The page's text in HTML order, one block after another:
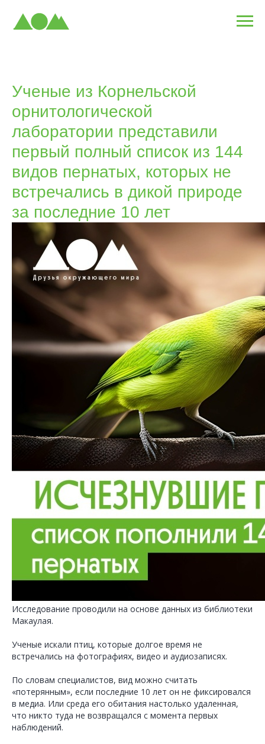
Ученые из Корнельской
орнитологической
лаборатории представили
первый полный список из 144
видов пернатых, которых не
встречались в дикой природе
за последние 10 лет
Исследование проводили на основе данных из библиотеки
Макаулая.
Ученые искали птиц, которые долгое время не
встречались на фотографиях, видео и аудиозаписях.
По словам специалистов, вид можно считать
«потерянным», если последние 10 лет он не фиксировался
в медиа. Или среда его обитания настолько удаленная,
что никто туда не возвращался с момента первых
наблюдений.